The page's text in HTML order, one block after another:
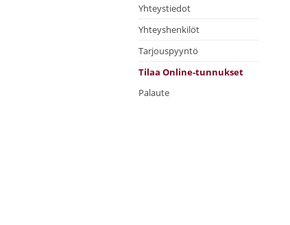
Yhteystiedot
Yhteyshenkilöt
Tarjouspyyntö
Tilaa Online-tunnukset
Palaute